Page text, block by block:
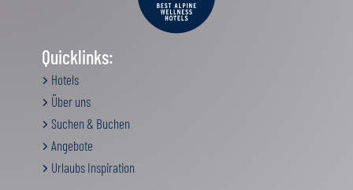
Quicklinks:
Hotels
Über uns
Suchen & Buchen
Angebote
Urlaubs Inspiration